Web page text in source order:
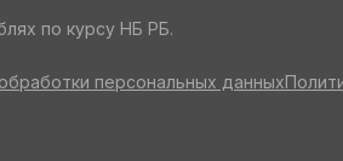
по курсу НБ РБ.
персональных данных